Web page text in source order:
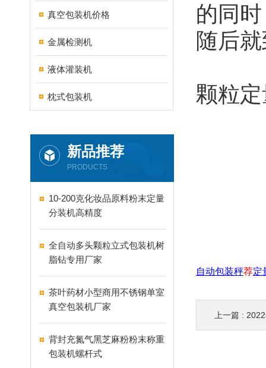
真空包装机价格
金属检测机
液体灌装机
枕式包装机
新品推荐
PRODUCTS
10-200克化妆品原料粉末定量
分装机高精度
全自动多头颗粒立式包装机树
脂钻专用厂家
茶叶药材小型商用不锈钢单室
真空包装机厂家
背封充氮气黑芝麻粉粉末称重
包装机螺杆式
的同
随后
颗粒
自动包装秤荐定
上一篇 : 2022